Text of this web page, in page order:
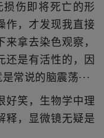
损伤即将死亡的形
作，才发现我直接
拿去染色观察，
还是有活性的，因
常说的脑震荡···
好笑，生物学中理
释，显微镜无疑是